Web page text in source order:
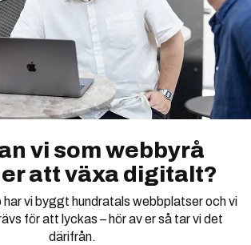
vi som webbyrå
att växa digitalt?
har vi byggt hundratals webbplatser och vi
för att lyckas – hör av er så tar vi det
därifrån.